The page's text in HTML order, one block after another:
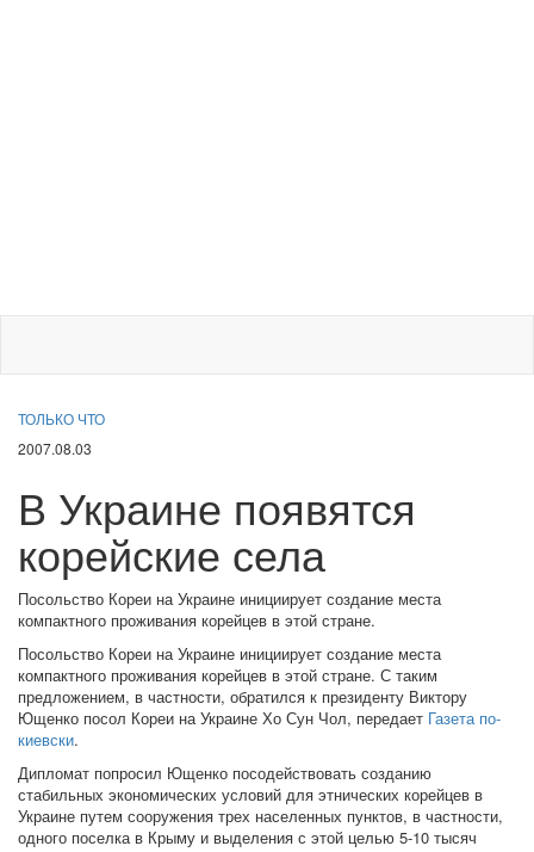
ТОЛЬКО ЧТО
2007.08.03
В Украине появятся
корейские села
Посольство Кореи на Украине инициирует создание места
компактного проживания корейцев в этой стране.
Посольство Кореи на Украине инициирует создание места
компактного проживания корейцев в этой стране. С таким
предложением, в частности, обратился к президенту Виктору
Ющенко посол Кореи на Украине Хо Сун Чол, передает Газета по-
киевски.
Дипломат попросил Ющенко посодействовать созданию
стабильных экономических условий для этнических корейцев в
Украине путем сооружения трех населенных пунктов, в частности,
одного поселка в Крыму и выделения с этой целью 5-10 тысяч